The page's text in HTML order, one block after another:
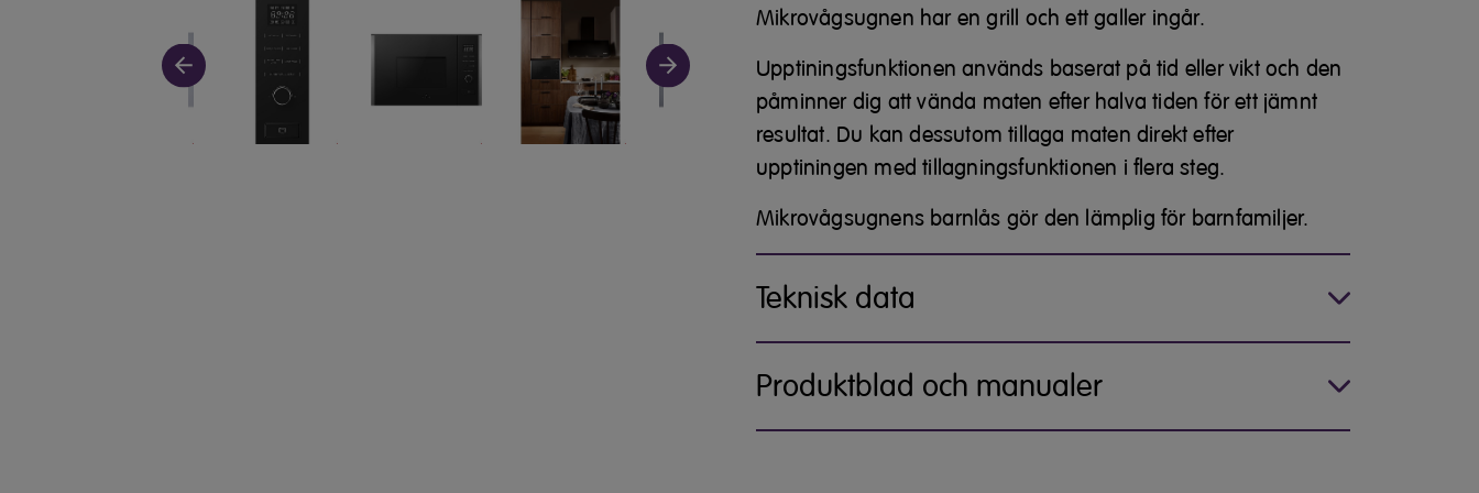
Mikrovågsugnen har en grill och ett galler ingår.
Upptiningsfunktionen används baserat på tid eller vikt och den
påminner dig att vända maten efter halva tiden för ett jämnt
resultat. Du kan dessutom tillaga maten direkt efter
upptiningen med tillagningsfunktionen i flera steg.
Mikrovågsugnens barnlås gör den lämplig för barnfamiljer.
Teknisk data
Produktblad och manualer